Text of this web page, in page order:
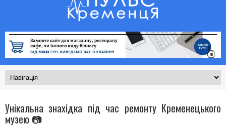
Унікальна знахідка під час ремонту Кременецького
музею 📷